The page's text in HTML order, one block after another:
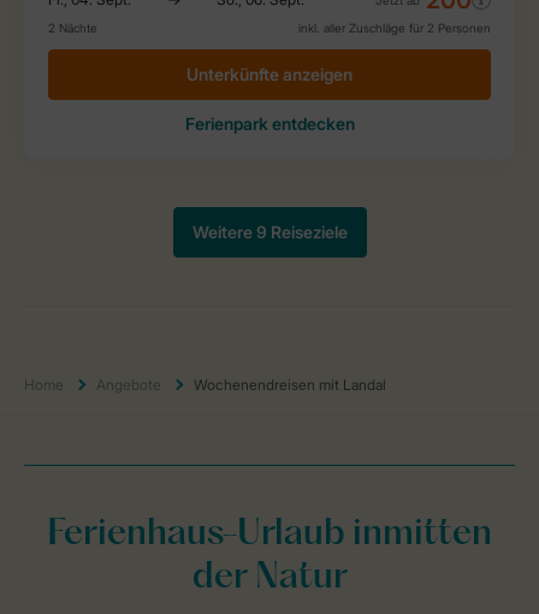
Home Angebote Wochenendreisen mit Landal
Ferienhaus-Urlaub inmitten
der Natur